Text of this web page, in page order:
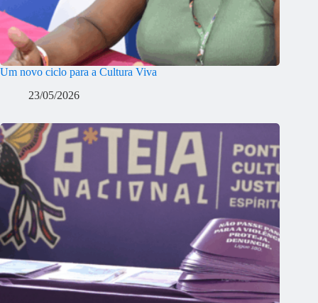
Um novo ciclo para a Cultura Viva
23/05/2026